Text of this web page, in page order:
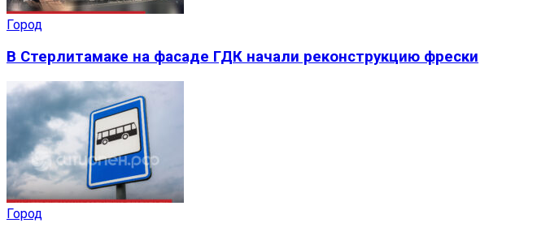
Город
В Стерлитамаке на фасаде ГДК начали реконструкцию фрески
Город